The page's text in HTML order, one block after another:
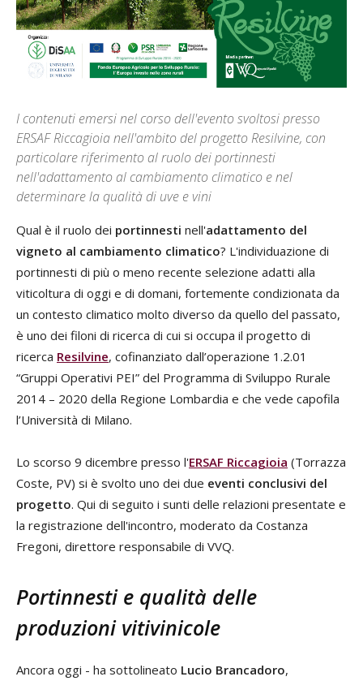
I contenuti emersi nel corso dell'evento svoltosi presso
ERSAF Riccagioia nell'ambito del progetto Resilvine, con
particolare riferimento al ruolo dei portinnesti
nell'adattamento al cambiamento climatico e nel
determinare la qualità di uve e vini
Qual è il ruolo dei portinnesti nell'adattamento del
vigneto al cambiamento climatico? L'individuazione di
portinnesti di più o meno recente selezione adatti alla
viticoltura di oggi e di domani, fortemente condizionata da
un contesto climatico molto diverso da quello del passato,
è uno dei filoni di ricerca di cui si occupa il progetto di
ricerca Resilvine, cofinanziato dall’operazione 1.2.01
“Gruppi Operativi PEI” del Programma di Sviluppo Rurale
2014 – 2020 della Regione Lombardia e che vede capofila
l’Università di Milano.
Lo scorso 9 dicembre presso l'ERSAF Riccagioia (Torrazza
Coste, PV) si è svolto uno dei due eventi conclusivi del
progetto. Qui di seguito i sunti delle relazioni presentate e
la registrazione dell'incontro, moderato da Costanza
Fregoni, direttore responsabile di VVQ.
Portinnesti e qualità delle
produzioni vitivinicole
Ancora oggi - ha sottolineato Lucio Brancadoro,